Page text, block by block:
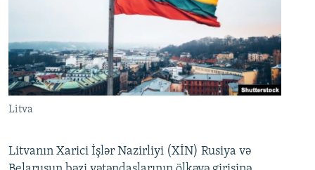
Litva
Litvanın Xarici İşlər Nazirliyi (XİN) Rusiya və